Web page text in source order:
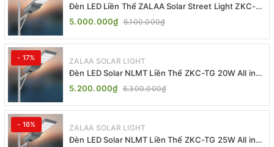
Đèn LED Liền Thể ZALAA Solar Street Light ZKC-
TG 20W 25W 30W All In One
5.000.000₫ 6.100.000₫
- 17% ZALAA SOLAR LIGHT
Đèn LED Solar NLMT Liền Thể ZKC-TG 20W All in
One | ZALAA Street Light
5.200.000₫ 6.300.000₫
- 16% ZALAA SOLAR LIGHT
Đèn LED Solar NLMT Liền Thể ZKC-TG 25W All in